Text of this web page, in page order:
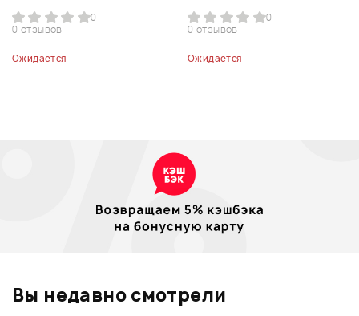
0
0 отзывов
Ожидается
0
0 отзывов
Ожидается
Вы недавно смотрели